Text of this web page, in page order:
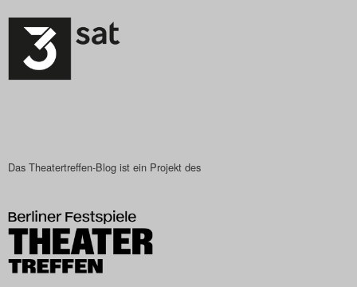
Das Theatertreffen-Blog ist ein Projekt des